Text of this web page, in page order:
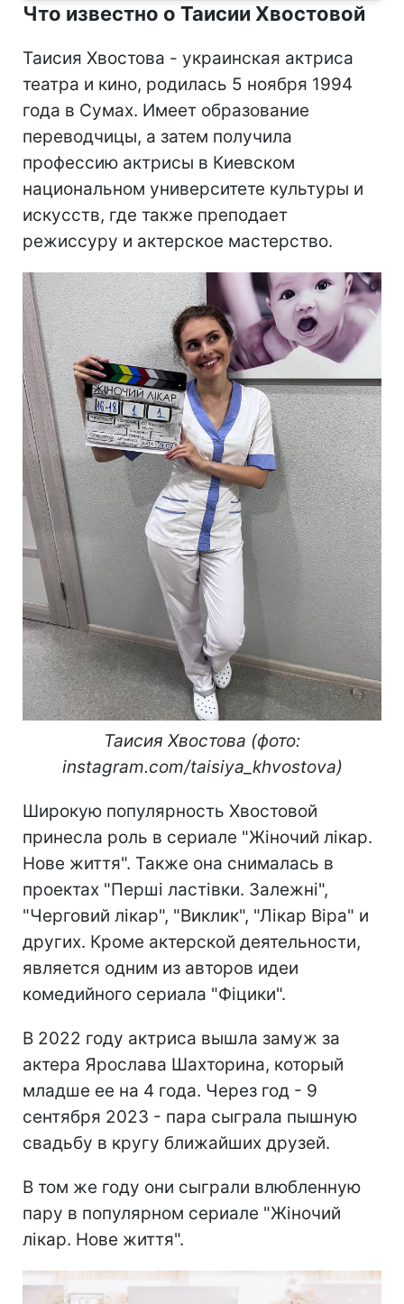
Что известно о Таисии Хвостовой
Таисия Хвостова - украинская актриса
театра и кино, родилась 5 ноября 1994
года в Сумах. Имеет образование
переводчицы, а затем получила
профессию актрисы в Киевском
национальном университете культуры и
искусств, где также преподает
режиссуру и актерское мастерство.
Таисия Хвостова (фото:
instagram.com/taisiya_khvostova)
Широкую популярность Хвостовой
принесла роль в сериале "Жіночий лікар.
Нове життя". Также она снималась в
проектах "Перші ластівки. Залежні",
"Черговий лікар", "Виклик", "Лікар Віра" и
других. Кроме актерской деятельности,
является одним из авторов идеи
комедийного сериала "Фіцики".
В 2022 году актриса вышла замуж за
актера Ярослава Шахторина, который
младше ее на 4 года. Через год - 9
сентября 2023 - пара сыграла пышную
свадьбу в кругу ближайших друзей.
В том же году они сыграли влюбленную
пару в популярном сериале "Жіночий
лікар. Нове життя".